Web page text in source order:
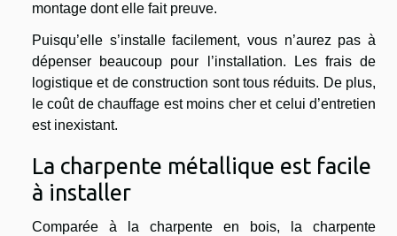
montage dont elle fait preuve.
Puisqu’elle s’installe facilement, vous n’aurez pas à
dépenser beaucoup pour l’installation. Les frais de
logistique et de construction sont tous réduits. De plus,
le coût de chauffage est moins cher et celui d’entretien
est inexistant.
La charpente métallique est facile
à installer
Comparée à la charpente en bois, la charpente